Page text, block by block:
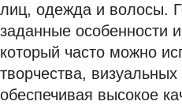
лиц, одежда и волосы.
заданные особенности
который часто можно
творчества,
обеспечивая высокое